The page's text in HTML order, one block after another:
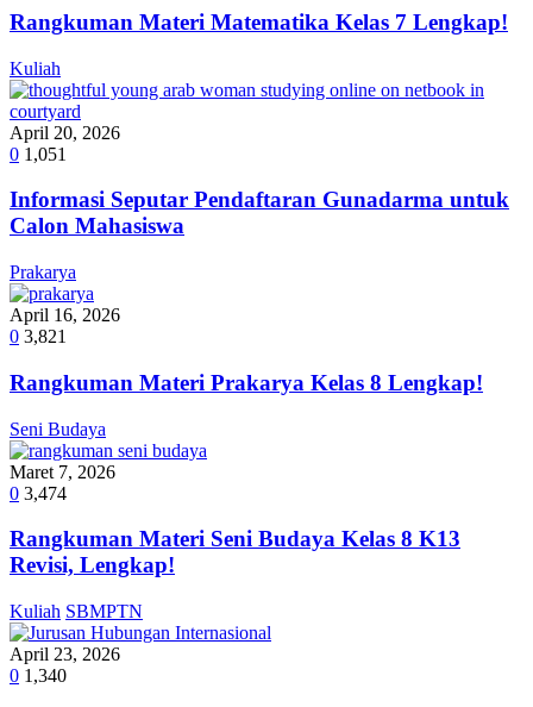
Rangkuman Materi Matematika Kelas 7 Lengkap!
Kuliah
April 20, 2026
0 1,051
Informasi Seputar Pendaftaran Gunadarma untuk
Calon Mahasiswa
Prakarya
April 16, 2026
0 3,821
Rangkuman Materi Prakarya Kelas 8 Lengkap!
Seni Budaya
Maret 7, 2026
0 3,474
Rangkuman Materi Seni Budaya Kelas 8 K13
Revisi, Lengkap!
Kuliah SBMPTN
April 23, 2026
0 1,340